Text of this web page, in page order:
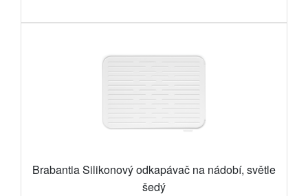
Brabantia Silikonový odkapávač na nádobí, světle
šedý